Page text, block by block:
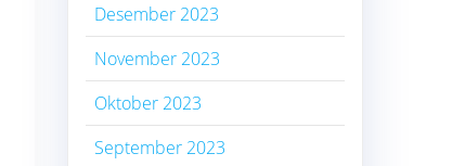
Desember 2023
November 2023
Oktober 2023
September 2023